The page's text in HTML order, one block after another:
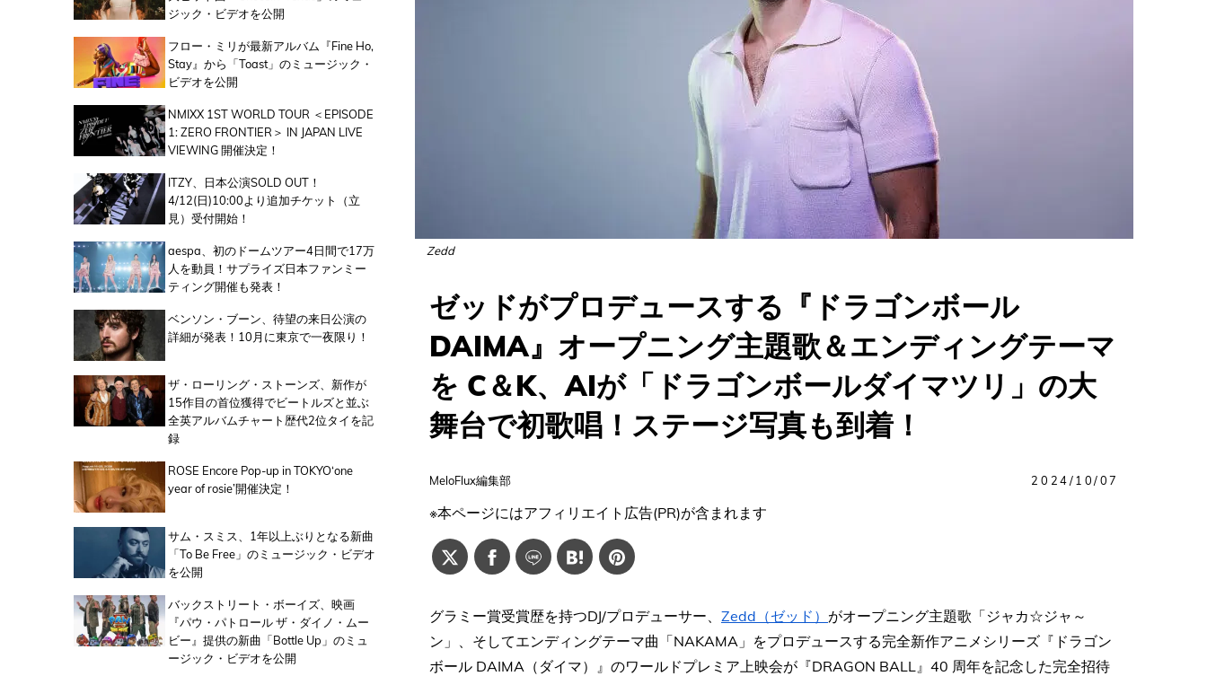
Zedd
ゼッドがプロデュースする『ドラゴンボール
DAIMA』オープニング主題歌＆エンディングテーマ
を C＆K、AIが「ドラゴンボールダイマツリ」の大
舞台で初歌唱！ステージ写真も到着！
MeloFlux編集部 2024/10/07
※本ページにはアフィリエイト広告(PR)が含まれます
グラミー賞受賞歴を持つDJ/プロデューサー、 Zedd（ゼッド） がオープニング主題歌「ジャカ☆ジャ～
ン」、そしてエンディングテーマ曲「NAKAMA」をプロデュースする完全新作アニメシリーズ『ドラゴン
ボール DAIMA（ダイマ）』のワールドプレミア上映会が『DRAGON BALL』40 周年を記念した完全招待
ジック・ビデオを公開
フロー・ミリが最新アルバム『Fine Ho,
Stay』から「Toast」のミュージック・
ビデオを公開
NMIXX 1ST WORLD TOUR ＜EPISODE
1: ZERO FRONTIER＞ IN JAPAN LIVE
VIEWING 開催決定！
ITZY、日本公演SOLD OUT！
4/12(日)10:00より追加チケット（立
見）受付開始！
aespa、初のドームツアー4日間で17万
人を動員！サプライズ日本ファンミー
ティング開催も発表！
ベンソン・ブーン、待望の来日公演の
詳細が発表！10月に東京で一夜限り！
ザ・ローリング・ストーンズ、新作が
15作目の首位獲得でビートルズと並ぶ
全英アルバムチャート歴代2位タイを記
録
ROSE Encore Pop-up in TOKYO‘one
year of rosie’開催決定！
サム・スミス、1年以上ぶりとなる新曲
「To Be Free」のミュージック・ビデオ
を公開
バックストリート・ボーイズ、映画
『パウ・パトロール ザ・ダイノ・ムー
ビー』提供の新曲「Bottle Up」のミュ
ージック・ビデオを公開